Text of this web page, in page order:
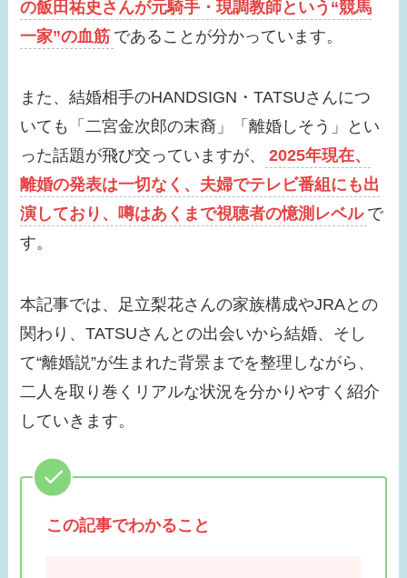
【画像】小芝風花はド
ラマ共演者と似てる！
ンが話題に！
【画像】みちょぱの旦
那との馴れ初めは？す
っぴんがかわいすぎ
る！
氏は？恋愛観も確認！
【画像】瀧本美織の実
家が金持ちな理由は？
父親の職業がスゴイ！
旦那はだれ？久保田悠
の飯田祐史さんが元騎手・現調教師という“競馬
一家”の血筋 であることが分かっています。
また、結婚相手のHANDSIGN・TATSUさんにつ
いても「二宮金次郎の末裔」「離婚しそう」とい
った話題が飛び交っていますが、
2025年現在、
離婚の発表は一切なく、夫婦でテレビ番組にも出
演しており、噂はあくまで視聴者の憶測レベル で
す。
本記事では、足立梨花さんの家族構成やJRAとの
関わり、TATSUさんとの出会いから結婚、そし
て“離婚説”が生まれた背景までを整理しながら、
二人を取り巻くリアルな状況を分かりやすく紹介
していきます。
この記事でわかること